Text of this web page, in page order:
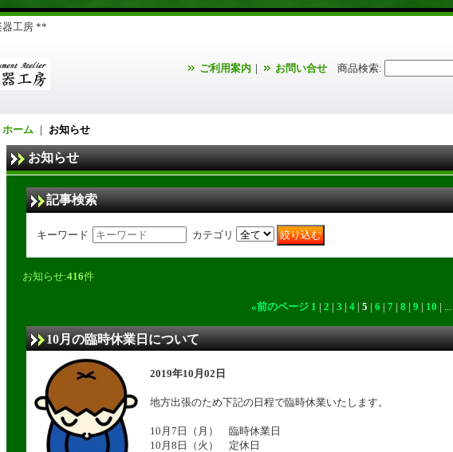
器工房 **
ご利用案内 ｜ お問い合せ 商品検索:
ホーム ｜ お知らせ
お知らせ
記事検索
キーワード カテゴリ
お知らせ:416件
«前のページ 1 | 2 | 3 | 4 | 5 | 6 | 7 | 8 | 9 | 10 | ...
10月の臨時休業日について
2019年10月02日
地方出張のため下記の日程で臨時休業いたします。
10月7日（月） 臨時休業日
10月8日（火） 定休日